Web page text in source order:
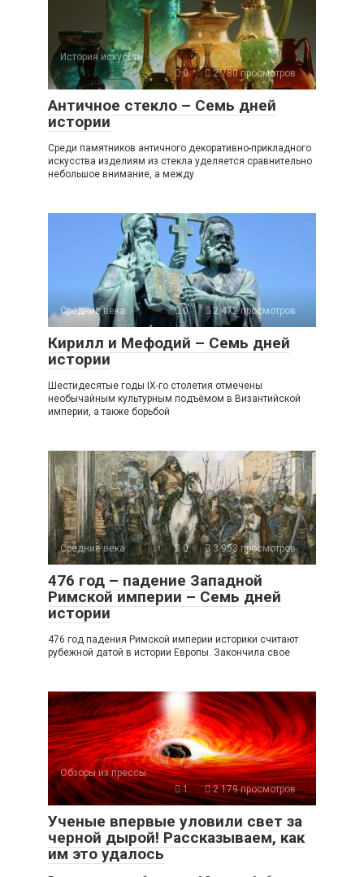
История искусств
0
2 780 просмотров
Античное стекло – Семь дней
истории
Среди памятников античного декоративно-прикладного
искусства изделиям из стекла уделяется сравнительно
небольшое внимание, а между
Средние века 0 2 472 просмотров
Кирилл и Мефодий – Семь дней
истории
Шестидесятые годы IX-го столетия отмечены
необычайным культурным подъёмом в Византийской
империи, а также борьбой
Средние века 0 3 953 просмотров
476 год – падение Западной
Римской империи – Семь дней
истории
476 год падения Римской империи историки считают
рубежной датой в истории Европы. Закончила свое
Обзоры из прессы
1
2 179 просмотров
Ученые впервые уловили свет за
черной дырой! Рассказываем, как
им это удалось